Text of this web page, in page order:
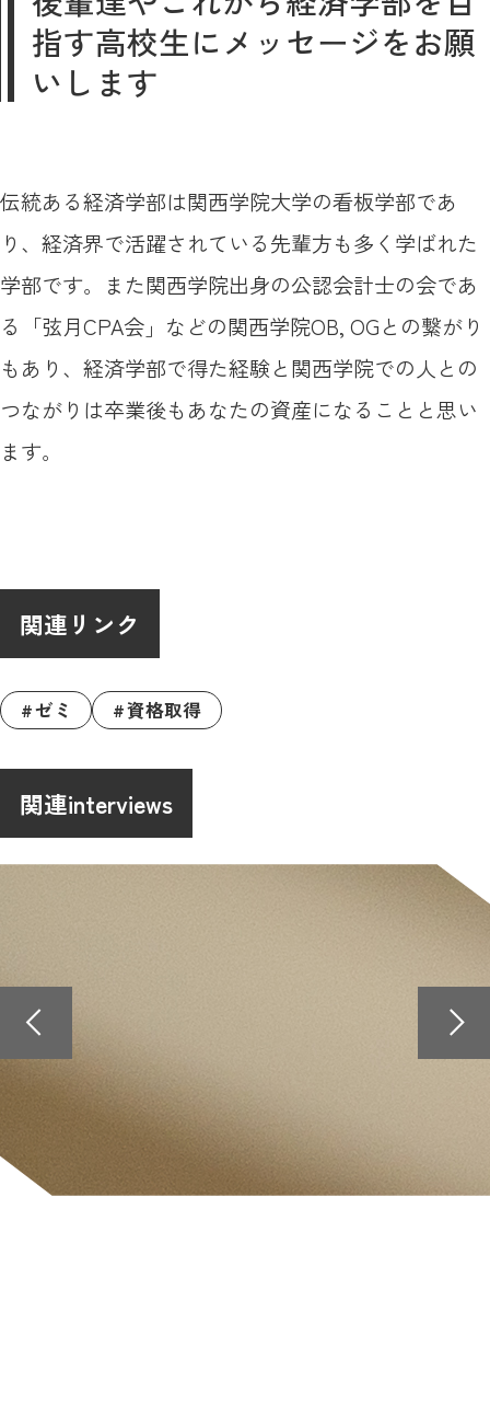
指す高校生にメッセージをお願
いします
伝統ある経済学部は関西学院大学の看板学部であ
り、経済界で活躍されている先輩方も多く学ばれた
学部です。また関西学院出身の公認会計士の会であ
る「弦月CPA会」などの関西学院OB, OGとの繋がり
もあり、経済学部で得た経験と関西学院での人との
つながりは卒業後もあなたの資産になることと思い
ます。
関連リンク
ゼミ 資格取得
関連interviews